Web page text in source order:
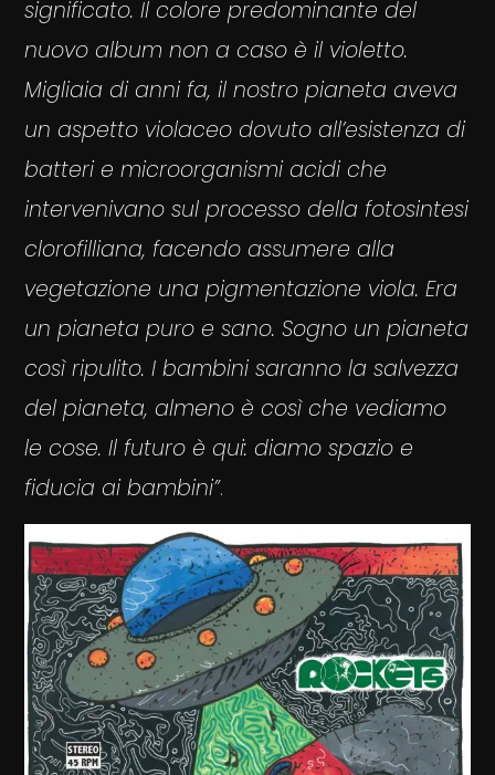
significato. Il colore predominante del
nuovo album non a caso è il violetto.
Migliaia di anni fa, il nostro pianeta aveva
un aspetto violaceo dovuto all’esistenza di
batteri e microorganismi acidi che
intervenivano sul processo della fotosintesi
clorofilliana, facendo assumere alla
vegetazione una pigmentazione viola. Era
un pianeta puro e sano. Sogno un pianeta
così ripulito. I bambini saranno la salvezza
del pianeta, almeno è così che vediamo
le cose. Il futuro è qui: diamo spazio e
fiducia ai bambini”.